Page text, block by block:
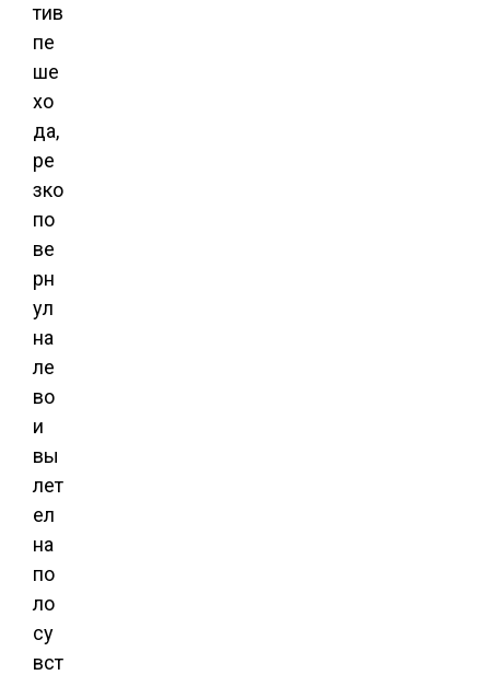
тив
пе
ше
хо
да,
ре
зко
по
ве
рн
ул
на
ле
во
и
вы
лет
ел
на
по
ло
су
вст